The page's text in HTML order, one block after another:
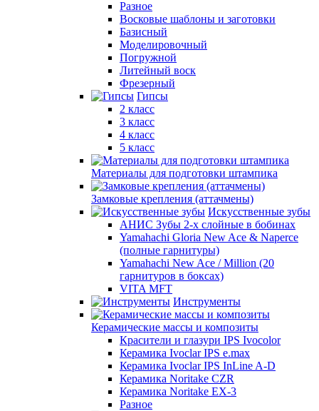
Разное
Восковые шаблоны и заготовки
Базисный
Моделировочный
Погружной
Литейный воск
Фрезерный
Гипсы
2 класс
3 класс
4 класс
5 класс
Материалы для подготовки штампика
Замковые крепления (аттачмены)
Искусственные зубы
АНИС Зубы 2-х слойные в бобинах
Yamahachi Gloria New Ace & Naperce
(полные гарнитуры)
Yamahachi New Ace / Million (20
гарнитуров в боксах)
VITA MFT
Инструменты
Керамические массы и композиты
Красители и глазури IPS Ivocolor
Керамика Ivoclar IPS e.max
Керамика Ivoclar IPS InLine A-D
Керамика Noritake CZR
Керамика Noritake EX-3
Разное